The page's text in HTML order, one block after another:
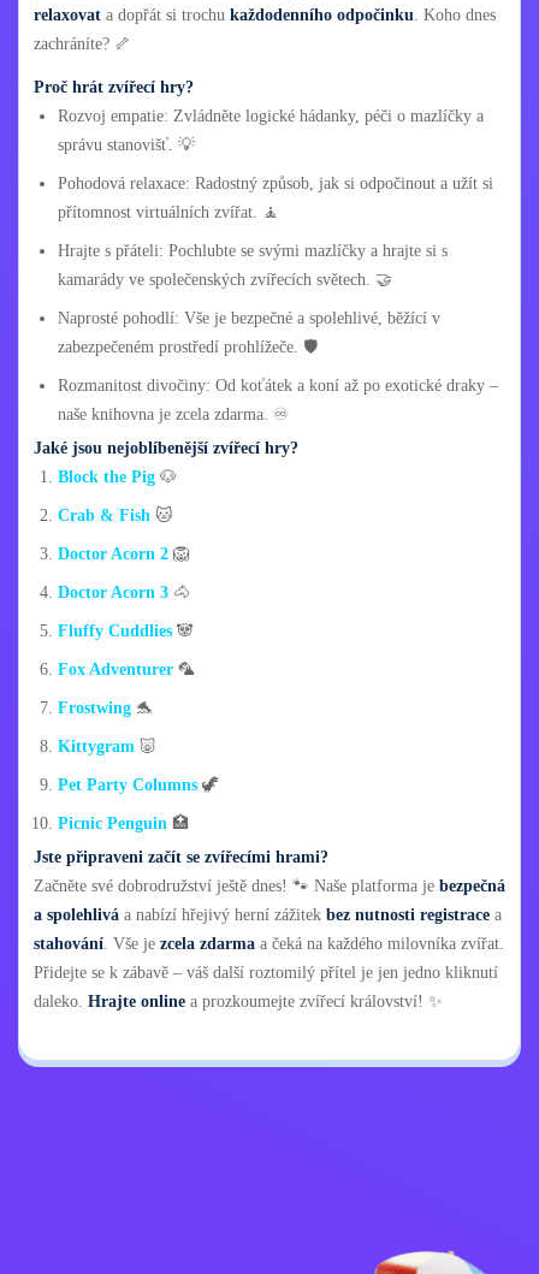
relaxovat a dopřát si trochu každodenního odpočinku . Koho dnes
zachráníte? 🦴
Proč hrát zvířecí hry?
Rozvoj empatie: Zvládněte logické hádanky, péči o mazlíčky a
správu stanovišť. 💡
Pohodová relaxace: Radostný způsob, jak si odpočinout a užít si
přítomnost virtuálních zvířat. 🧘
Hrajte s přáteli: Pochlubte se svými mazlíčky a hrajte si s
kamarády ve společenských zvířecích světech. 🤝
Naprosté pohodlí: Vše je bezpečné a spolehlivé, běžící v
zabezpečeném prostředí prohlížeče. 🛡️
Rozmanitost divočiny: Od koťátek a koní až po exotické draky –
naše knihovna je zcela zdarma. ♾️
Jaké jsou nejoblíbenější zvířecí hry?
Block the Pig 🐶
Crab & Fish 🐱
Doctor Acorn 2 🦁
Doctor Acorn 3 🐴
Fluffy Cuddlies 🐼
Fox Adventurer 🦜
Frostwing 🐬
Kittygram 🐷
Pet Party Columns 🦖
Picnic Penguin 🏥
Jste připraveni začít se zvířecími hrami?
Začněte své dobrodružství ještě dnes! 🐾 Naše platforma je bezpečná
a spolehlivá a nabízí hřejivý herní zážitek bez nutnosti registrace a
stahování . Vše je zcela zdarma a čeká na každého milovníka zvířat.
Přidejte se k zábavě – váš další roztomilý přítel je jen jedno kliknutí
daleko. Hrajte online a prozkoumejte zvířecí království! ✨